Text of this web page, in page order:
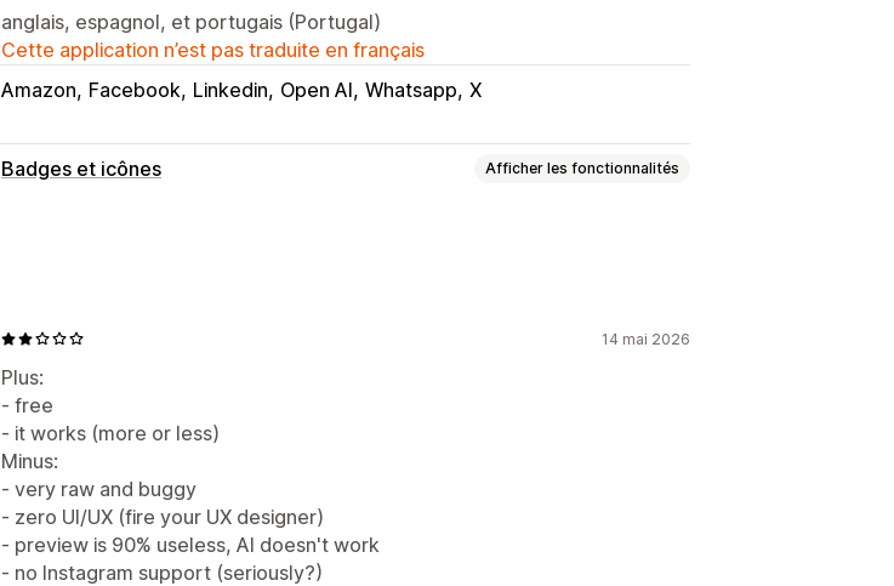
anglais, espagnol, et portugais (Portugal)
Cette application n’est pas traduite en français
Amazon Facebook Linkedin Open AI Whatsapp X
Badges et icônes Afficher les fonctionnalités
Animations
Taille
Optimisation pour le format mobile
Position de l’icône
Position manuelle
Page d’accueil Pages de destination
14 mai 2026
Plus:
- free
- it works (more or less)
Minus:
- very raw and buggy
- zero UI/UX (fire your UX designer)
- preview is 90% useless, AI doesn't work
- no Instagram support (seriously?)